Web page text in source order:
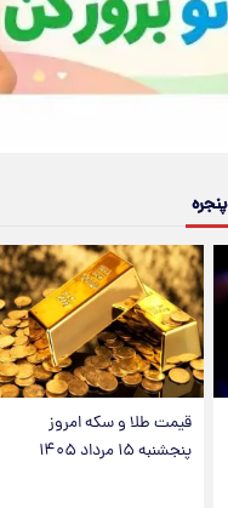
پنجره
قیمت طلا و سکه امروز
پنجشنبه ۱۵ مرداد ۱۴۰۵